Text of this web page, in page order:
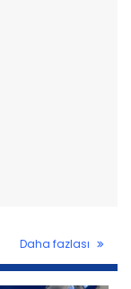
Daha fazlası